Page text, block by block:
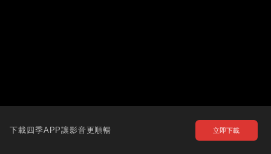
下載四季APP讓影音更順暢 立即下載